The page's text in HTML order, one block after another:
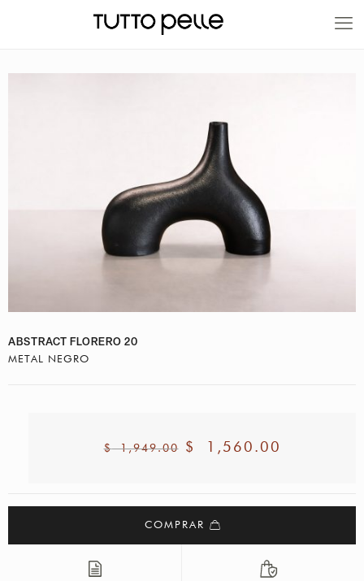
20% EN PRODUCTOS A FABRICACIÓN
ABSTRACT FLORERO 20
METAL NEGRO
$1,949.00 $ 1,560.00
COMPRAR